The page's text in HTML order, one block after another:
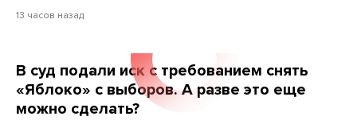
13 часов назад
В суд подали иск с требованием снять
«Яблоко» с выборов. А разве это еще
можно сделать?